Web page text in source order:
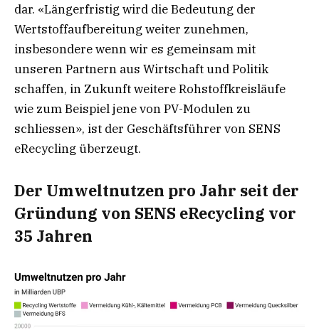
dar. «Längerfristig wird die Bedeutung der
Wertstoffaufbereitung weiter zunehmen,
insbesondere wenn wir es gemeinsam mit
unseren Partnern aus Wirtschaft und Politik
schaffen, in Zukunft weitere Rohstoffkreisläufe
wie zum Beispiel jene von PV-Modulen zu
schliessen», ist der Geschäftsführer von SENS
eRecycling überzeugt.
Der Umweltnutzen pro Jahr seit der
Gründung von SENS eRecycling vor
35 Jahren